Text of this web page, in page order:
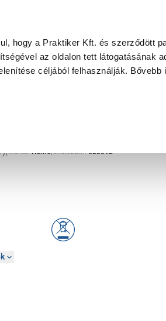
hogy a Praktiker Kft. és szerződött
az oldalon tett látogatásának
céljából felhasználják. Bővebb
Ügyintézés és Információ
|Márka: Home|Cikkszám: 325892